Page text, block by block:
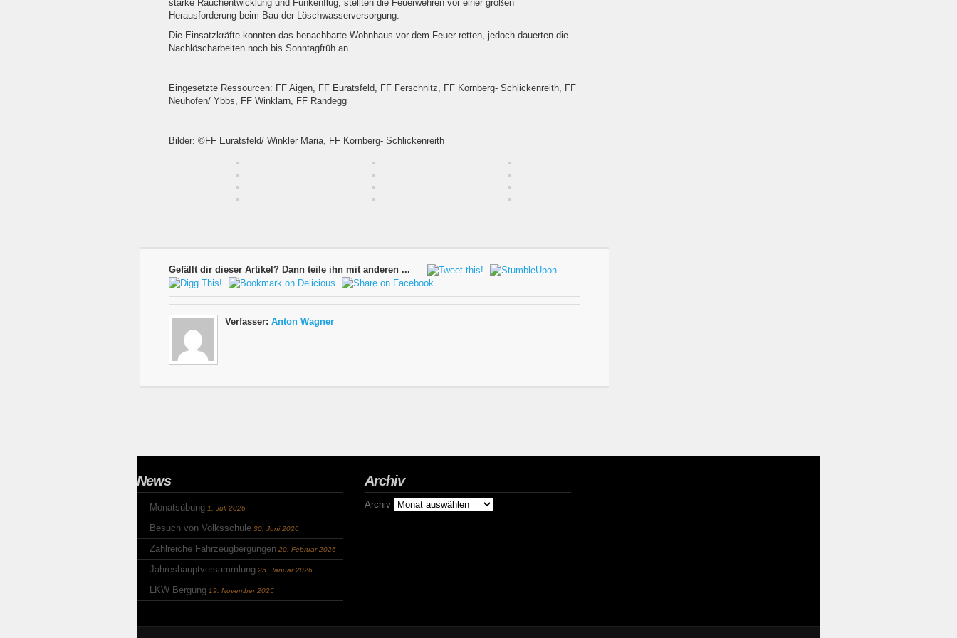
starke Rauchentwicklung und Funkenflug, stellten die Feuerwehren vor einer großen
Herausforderung beim Bau der Löschwasserversorgung.
Die Einsatzkräfte konnten das benachbarte Wohnhaus vor dem Feuer retten, jedoch dauerten die
Nachlöscharbeiten noch bis Sonntagfrüh an.
Eingesetzte Ressourcen: FF Aigen, FF Euratsfeld, FF Ferschnitz, FF Kornberg- Schlickenreith, FF
Neuhofen/ Ybbs, FF Winklarn, FF Randegg
Bilder: ©FF Euratsfeld/ Winkler Maria, FF Kornberg- Schlickenreith
Gefällt dir dieser Artikel? Dann teile ihn mit anderen ...
Verfasser: Anton Wagner
News
Monatsübung 1. Juli 2026
Besuch von Volksschule 30. Juni 2026
Zahlreiche Fahrzeugbergungen 20. Februar 2026
Jahreshauptversammlung 25. Januar 2026
LKW Bergung 19. November 2025
Archiv
Archiv